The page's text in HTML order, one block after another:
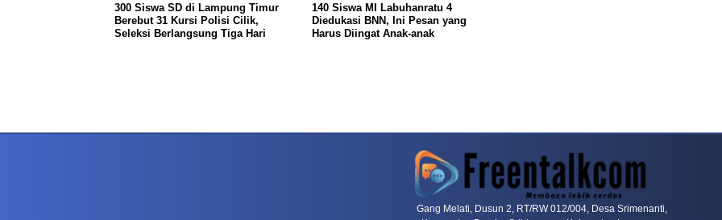
300 Siswa SD di Lampung Timur
Berebut 31 Kursi Polisi Cilik,
Seleksi Berlangsung Tiga Hari
140 Siswa MI Labuhanratu 4
Diedukasi BNN, Ini Pesan yang
Harus Diingat Anak-anak
PETIR800 LOGIN PETIR800 Baccarat Dan Evolusi Game Meja Digital Modern Dragon Tiger Menjadi Alternatif Yang Sering Dibahas Komunitas Mahjong
Gang Melati, Dusun 2, RT/RW 012/004, Desa Srimenanti,